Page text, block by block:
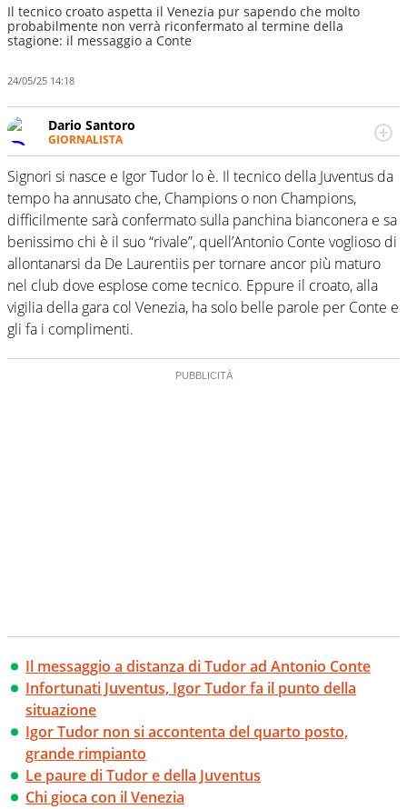
Il tecnico croato aspetta il Venezia pur sapendo che molto
probabilmente non verrà riconfermato al termine della
stagione: il messaggio a Conte
24/05/25 14:18
Dario Santoro
GIORNALISTA
Scrive, commenta, racconta lo sport in tutte le
sfaccettature. Tocca l'apice quando ha modo di
concentrarsi sulle interviste ai grandi protagonisti
Signori si nasce e Igor Tudor lo è. Il tecnico della Juventus da
tempo ha annusato che, Champions o non Champions,
difficilmente sarà confermato sulla panchina bianconera e sa
benissimo chi è il suo “rivale”, quell’Antonio Conte voglioso di
allontanarsi da De Laurentiis per tornare ancor più maturo
nel club dove esplose come tecnico. Eppure il croato, alla
vigilia della gara col Venezia, ha solo belle parole per Conte e
gli fa i complimenti.
Il messaggio a distanza di Tudor ad Antonio Conte
Infortunati Juventus, Igor Tudor fa il punto della
situazione
Igor Tudor non si accontenta del quarto posto,
grande rimpianto
Le paure di Tudor e della Juventus
Chi gioca con il Venezia